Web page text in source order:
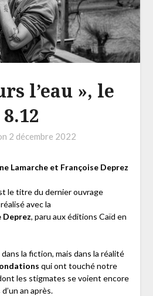
l’eau », le
8.12
2 décembre 2022
Lamarche et Françoise Deprez
le titre du dernier ouvrage
avec la
Deprez, paru aux éditions Caïd en
la fiction, mais dans la réalité
qui ont touché notre
les stigmates se voient encore
an après.